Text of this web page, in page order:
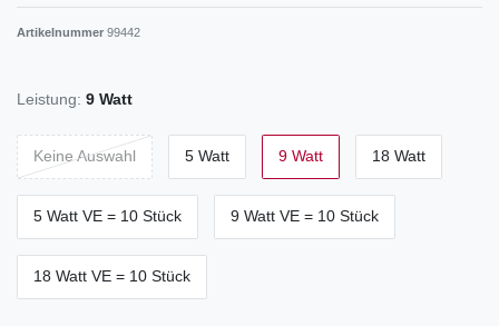
Artikelnummer 99442
Leistung: 9 Watt
Keine Auswahl 5 Watt 9 Watt 18 Watt
5 Watt VE = 10 Stück 9 Watt VE = 10 Stück
18 Watt VE = 10 Stück